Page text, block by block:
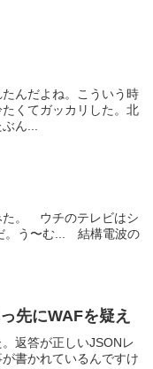
んだよね。こういう時
くてガッカリした。北
ん...
た。 ウチのテレビはシ
。う〜む... 結構電波の
先にWAFを疑え
返答が正しいJSONレ
書かれているんですけ